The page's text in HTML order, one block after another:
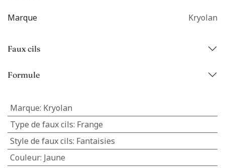
Marque Kryolan
Faux cils
Formule
Marque: Kryolan
Type de faux cils: Frange
Style de faux cils: Fantaisies
Couleur: Jaune